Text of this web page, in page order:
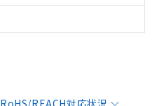
RoHS/REACH対応状況